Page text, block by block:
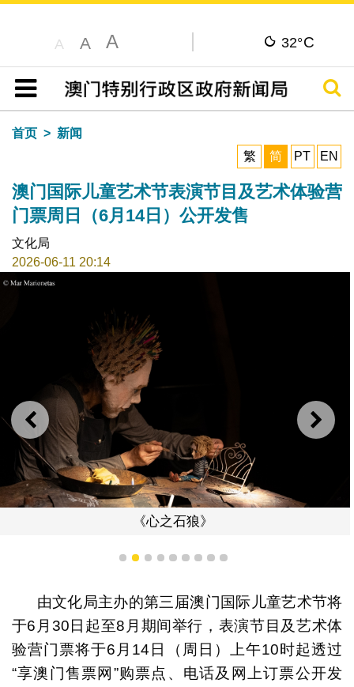
A A A 32°C
目录
搜寻
首页
新闻
繁
简 PT EN
澳门国际儿童艺术节表演节目及艺术体验营
门票周日（6月14日）公开发售
文化局
2026-06-11 20:14
上一则 下一
《心之石狼》
1 2 3 4 5 6 7 8 9
由文化局主办的第三届澳门国际儿童艺术节将
于6月30日起至8月期间举行，表演节目及艺术体
验营门票将于6月14日（周日）上午10时起透过
“享澳门售票网”购票点、电话及网上订票公开发